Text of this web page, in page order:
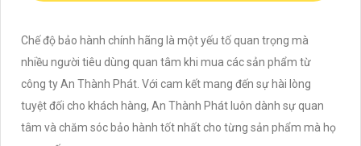
Chế độ bảo hành chính hãng là một yếu tố quan trọng mà
nhiều người tiêu dùng quan tâm khi mua các sản phẩm từ
công ty An Thành Phát. Với cam kết mang đến sự hài lòng
tuyệt đối cho khách hàng, An Thành Phát luôn dành sự quan
tâm và chăm sóc bảo hành tốt nhất cho từng sản phẩm mà họ